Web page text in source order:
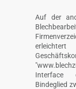
Auf der
Interface
Bindeglied